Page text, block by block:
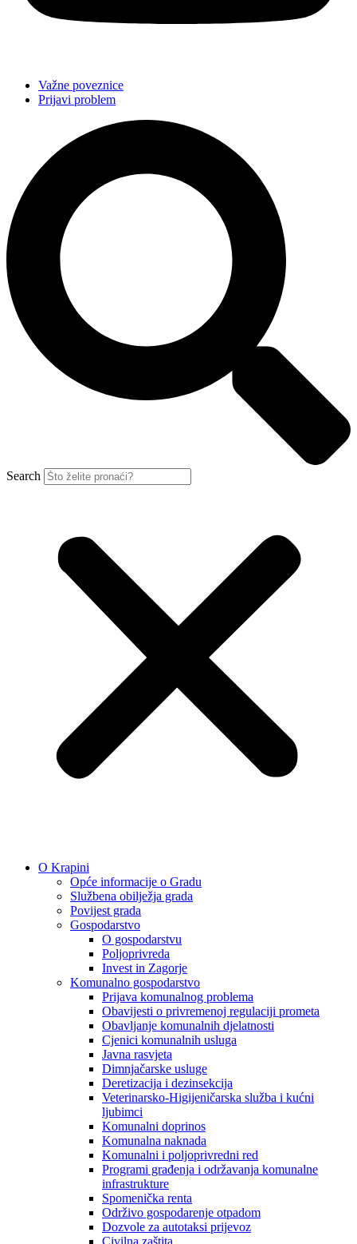
Važne poveznice
Prijavi problem
Search
O Krapini
Opće informacije o Gradu
Službena obilježja grada
Povijest grada
Gospodarstvo
O gospodarstvu
Poljoprivreda
Invest in Zagorje
Komunalno gospodarstvo
Prijava komunalnog problema
Obavijesti o privremenoj regulaciji prometa
Obavljanje komunalnih djelatnosti
Cjenici komunalnih usluga
Javna rasvjeta
Dimnjačarske usluge
Deretizacija i dezinsekcija
Veterinarsko-Higijeničarska služba i kućni
ljubimci
Komunalni doprinos
Komunalna naknada
Komunalni i poljoprivredni red
Programi građenja i održavanja komunalne
infrastrukture
Spomenička renta
Održivo gospodarenje otpadom
Dozvole za autotaksi prijevoz
Civilna zaštita